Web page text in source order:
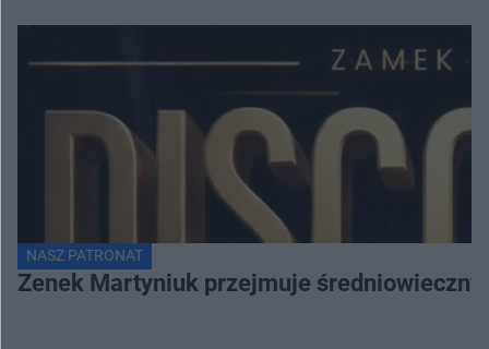
NASZ PATRONAT
Zenek Martyniuk przejmuje